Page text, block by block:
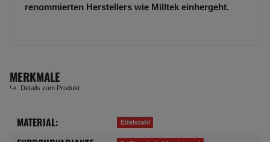
renommierten Herstellers wie Milltek einhergeht.
MERKMALE
Details zum Produkt
Produkteigenschaft
Wert
MATERIAL: Edelstahl